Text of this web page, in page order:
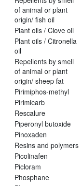
of animal or plant
origin/ fish oil
Plant oils / Clove oil
Plant oils / Citronella
oil
Repellents by smell
of animal or plant
origin/ sheep fat
Pirimiphos-methyl
Pirimicarb
Rescalure
Piperonyl butoxide
Pinoxaden
Resins and polymers
Picolinafen
Picloram
Phosphane